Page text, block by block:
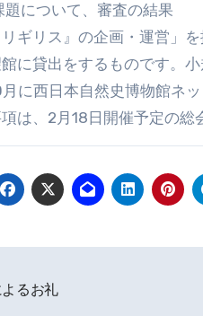
題について、審査の結果
ギリス』の企画・運営」
に貸出をするものです。
に西日本自然史博物館ネ
は、2月18日開催予定の総
るお礼